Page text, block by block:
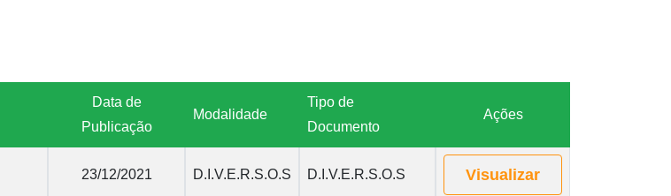
Data de
Publicação
Modalidade
Tipo de
Documento
Ações
23/12/2021 D.I.V.E.R.S.O.S D.I.V.E.R.S.O.S Visualizar